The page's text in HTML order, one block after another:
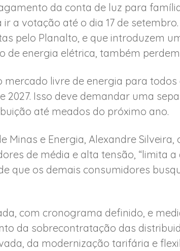
da conta de luz para
a votação até o dia 17 de
pelo Planalto, e que introduzem
de energia elétrica, também
livre de energia para todos
2027. Isso deve demandar uma
até meados do próximo ano.
e Energia, Alexandre Silveira,
de média e alta tensão, “limita
que os demais consumidores
com cronograma definido, e
da sobrecontratação das
da modernização tarifária e